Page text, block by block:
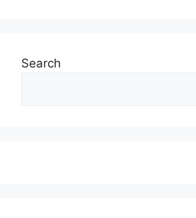
Search